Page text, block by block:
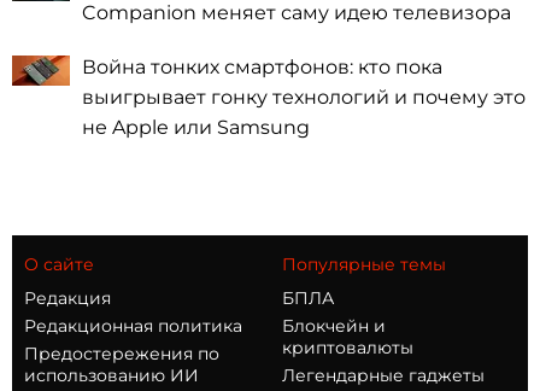
Companion меняет саму идею телевизора
Война тонких смартфонов: кто пока
выигрывает гонку технологий и почему это
не Apple или Samsung
О сайте
Редакция
Редакционная политика
Предостережения по
использованию ИИ
Популярные темы
БПЛА
Блокчейн и
криптовалюты
Легендарные гаджеты